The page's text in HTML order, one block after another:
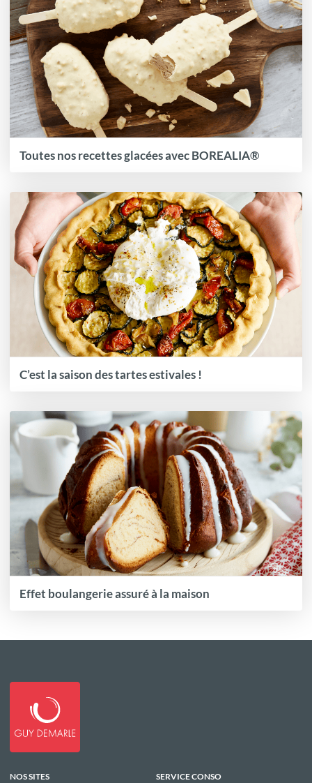
Toutes nos recettes glacées avec BOREALIA®
C’est la saison des tartes estivales !
Effet boulangerie assuré à la maison
NOS SITES SERVICE CONSO